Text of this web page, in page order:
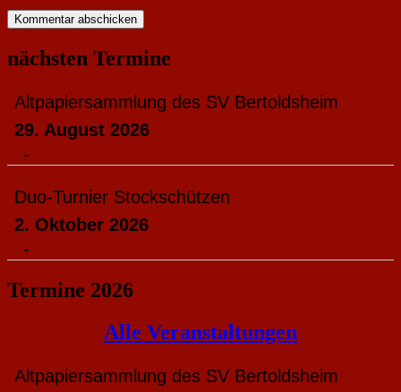
nächsten Termine
Altpapiersammlung des SV Bertoldsheim
29. August 2026
-
Duo-Turnier Stockschützen
2. Oktober 2026
-
Termine 2026
Alle Veranstaltungen
Altpapiersammlung des SV Bertoldsheim